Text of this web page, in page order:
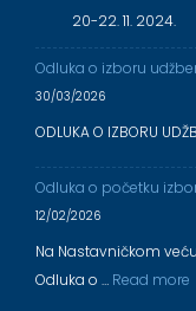
20-22. 11. 2024.
Odluka o izboru
30/03/2026
ODLUKA O IZBORU
Odluka o početku
12/02/2026
Na Nastavničkom
Odluka o … Read more